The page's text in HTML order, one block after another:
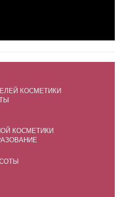
КОСМЕТИКИ
КОСМЕТИКИ